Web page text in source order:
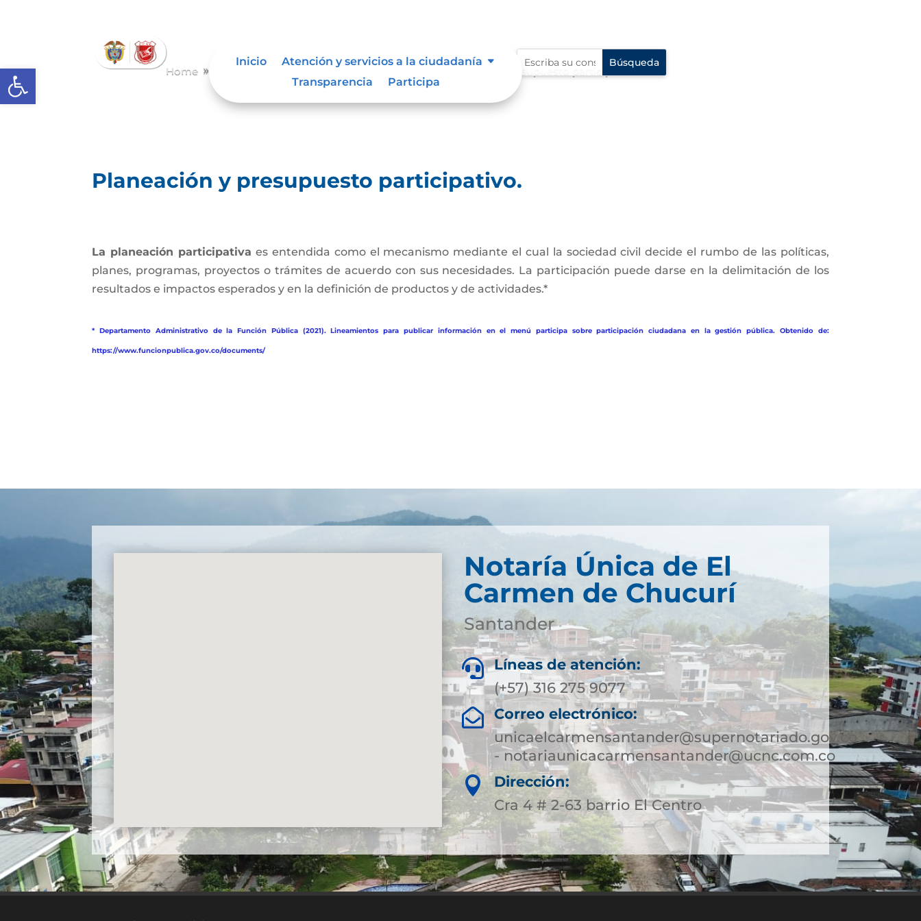
Abrir barra de herramientas Inicio
Atención y servicios a la ciudadanía
Transparencia
Participa
Home 9 Planeación y presupuesto participativo. Planeación y presupuesto participativo.
Planeación y presupuesto participativo.
La planeación participativa es entendida como el mecanismo mediante el cual la sociedad civil decide el rumbo de las políticas,
planes, programas, proyectos o trámites de acuerdo con sus necesidades. La participación puede darse en la delimitación de los
resultados e impactos esperados y en la definición de productos y de actividades.*
* Departamento Administrativo de la Función Pública (2021). Lineamientos para publicar información en el menú participa sobre participación ciudadana en la gestión pública. Obtenido de:
https://www.funcionpublica.gov.co/documents/
Notaría Única de El
Carmen de Chucurí
Santander
 Líneas de atención:
(+57) 316 275 9077
 Correo electrónico:
unicaelcarmensantander@supernotariado.gov.co
- notariaunicacarmensantander@ucnc.com.co

Dirección:
Cra 4 # 2-63 barrio El Centro